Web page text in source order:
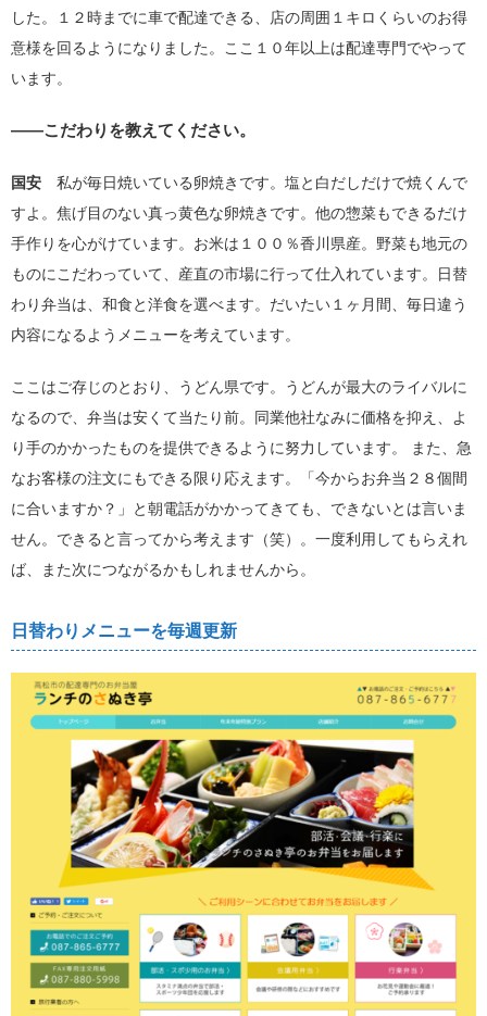
した。１２時までに車で配達できる、店の周囲１キロくらいのお得
意様を回るようになりました。ここ１０年以上は配達専門でやって
います。
――こだわりを教えてください。
国安 私が毎日焼いている卵焼きです。塩と白だしだけで焼くんで
すよ。焦げ目のない真っ黄色な卵焼きです。他の惣菜もできるだけ
手作りを心がけています。お米は１００％香川県産。野菜も地元の
ものにこだわっていて、産直の市場に行って仕入れています。日替
わり弁当は、和食と洋食を選べます。だいたい１ヶ月間、毎日違う
内容になるようメニューを考えています。
ここはご存じのとおり、うどん県です。うどんが最大のライバルに
なるので、弁当は安くて当たり前。同業他社なみに価格を抑え、よ
り手のかかったものを提供できるように努力しています。 また、急
なお客様の注文にもできる限り応えます。「今からお弁当２８個間
に合いますか？」と朝電話がかかってきても、できないとは言いま
せん。できると言ってから考えます（笑）。一度利用してもらえれ
ば、また次につながるかもしれませんから。
日替わりメニューを毎週更新